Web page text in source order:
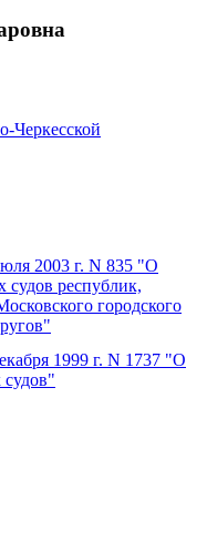
Черкесской
2003 г. N 835 "О
судов республик,
городского
1999 г. N 1737 "О
судов"